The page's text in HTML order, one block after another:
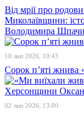
Від мрії про
Миколаївщини:
Володимира
10 лип 2026, 10:43
Сорок п’яті
02 лип 2026, 13:00